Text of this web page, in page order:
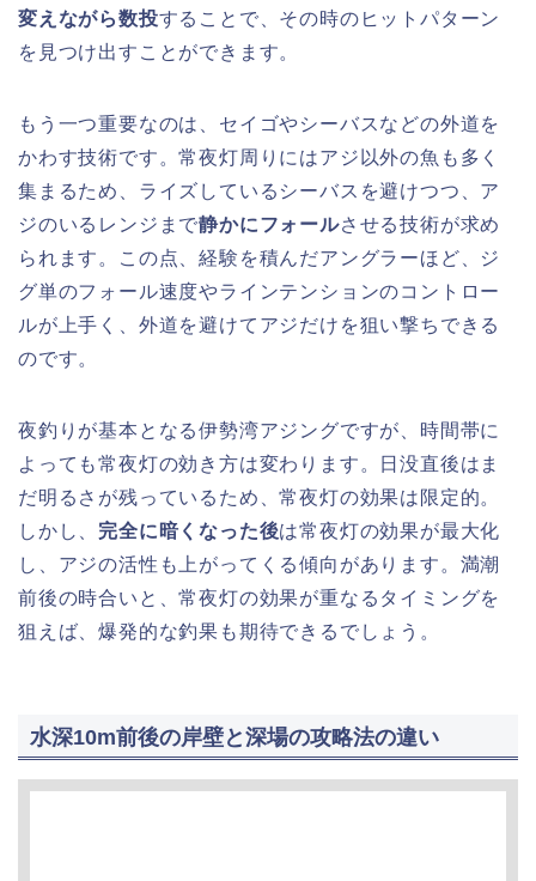
変えながら数投することで、その時のヒットパターン
を見つけ出すことができます。
もう一つ重要なのは、セイゴやシーバスなどの外道を
かわす技術です。常夜灯周りにはアジ以外の魚も多く
集まるため、ライズしているシーバスを避けつつ、ア
ジのいるレンジまで静かにフォールさせる技術が求め
られます。この点、経験を積んだアングラーほど、ジ
グ単のフォール速度やラインテンションのコントロー
ルが上手く、外道を避けてアジだけを狙い撃ちできる
のです。
夜釣りが基本となる伊勢湾アジングですが、時間帯に
よっても常夜灯の効き方は変わります。日没直後はま
だ明るさが残っているため、常夜灯の効果は限定的。
しかし、 完全に暗くなった後は常夜灯の効果が最大化
し、アジの活性も上がってくる傾向があります。満潮
前後の時合いと、常夜灯の効果が重なるタイミングを
狙えば、爆発的な釣果も期待できるでしょう。
水深10m前後の岸壁と深場の攻略法の違い